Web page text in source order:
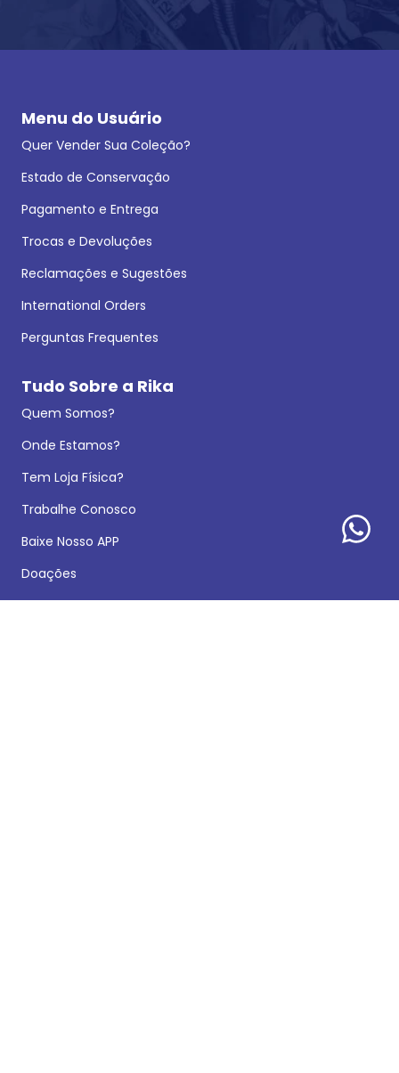
Menu do Usuário
Quer Vender Sua Coleção?
Estado de Conservação
Pagamento e Entrega
Trocas e Devoluções
Reclamações e Sugestões
International Orders
Perguntas Frequentes
Tudo Sobre a Rika
Quem Somos?
Onde Estamos?
Tem Loja Física?
Trabalhe Conosco
Baixe Nosso APP
Doações